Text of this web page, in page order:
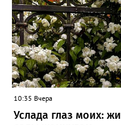
10:35 Вчера
Услада глаз моих: